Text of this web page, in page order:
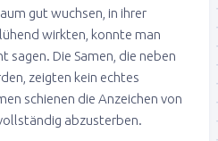
gut wuchsen, in ihrer
wirkten, konnte man
sagen. Die Samen, die neben
zeigten kein echtes
schienen die Anzeichen von
abzusterben.